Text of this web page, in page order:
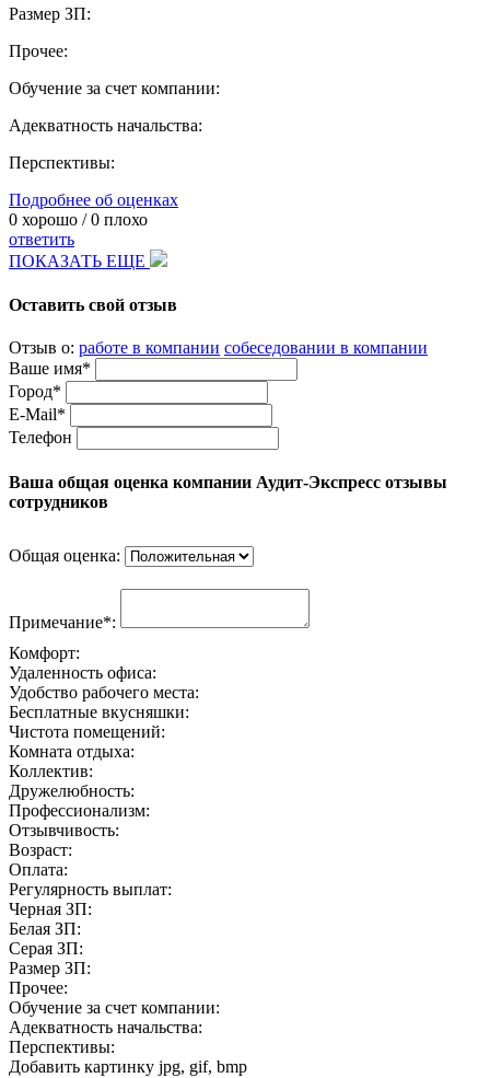
Размер ЗП:
Прочее:
Обучение за счет компании:
Адекватность начальства:
Перспективы:
Подробнее об оценках
0 хорошо /0 плохо
ответить
ПОКАЗАТЬ ЕЩЕ
Оставить свой отзыв
Отзыв о: работе в компании собеседовании в компании
Ваше имя*
Город*
E-Mail*
Телефон
Ваша общая оценка компании Аудит-Экспресс отзывы
сотрудников
Общая оценка:
Примечание*:
Комфорт:
Удаленность офиса:
Удобство рабочего места:
Бесплатные вкусняшки:
Чистота помещений:
Комната отдыха:
Коллектив:
Дружелюбность:
Профессионализм:
Отзывчивость:
Возраст:
Оплата:
Регулярность выплат:
Черная ЗП:
Белая ЗП:
Серая ЗП:
Размер ЗП:
Прочее:
Обучение за счет компании:
Адекватность начальства:
Перспективы:
Добавить картинку jpg, gif, bmp